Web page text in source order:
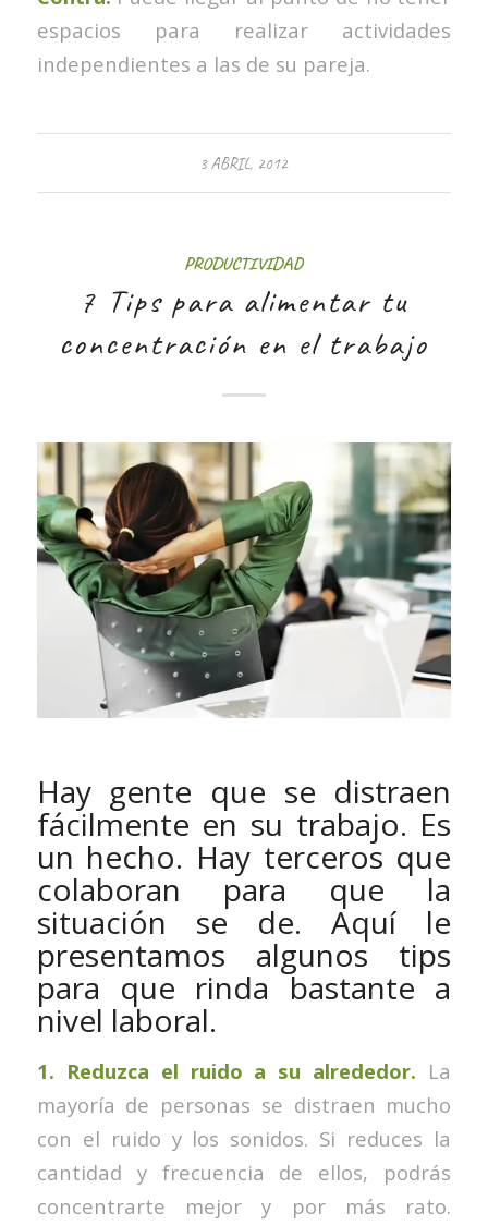
espacios para realizar actividades
independientes a las de su pareja.
3 ABRIL, 2012
PRODUCTIVIDAD
7 Tips para alimentar tu
concentración en el trabajo
Hay gente que se distraen
fácilmente en su trabajo. Es
un hecho. Hay terceros que
colaboran para que la
situación se de. Aquí le
presentamos algunos tips
para que rinda bastante a
nivel laboral.
1. Reduzca el ruido a su alrededor. La
mayoría de personas se distraen mucho
con el ruido y los sonidos. Si reduces la
cantidad y frecuencia de ellos, podrás
concentrarte mejor y por más rato.